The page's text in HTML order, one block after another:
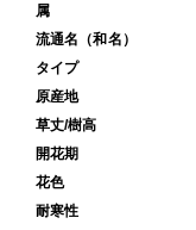
属
流通名（和名）
タイプ
原産地
草丈/樹高
開花期
花色
耐寒性